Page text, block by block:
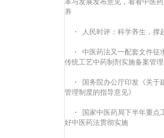
养
· 人民时评：科学养生，撑
·
中医药法又一配套文件征
传统工艺中药制剂实施备案管理
·
国务院办公厅印发《关于
管理制度的指导意见》
·
国家中医药局下半年重点
好中医药法贯彻实施